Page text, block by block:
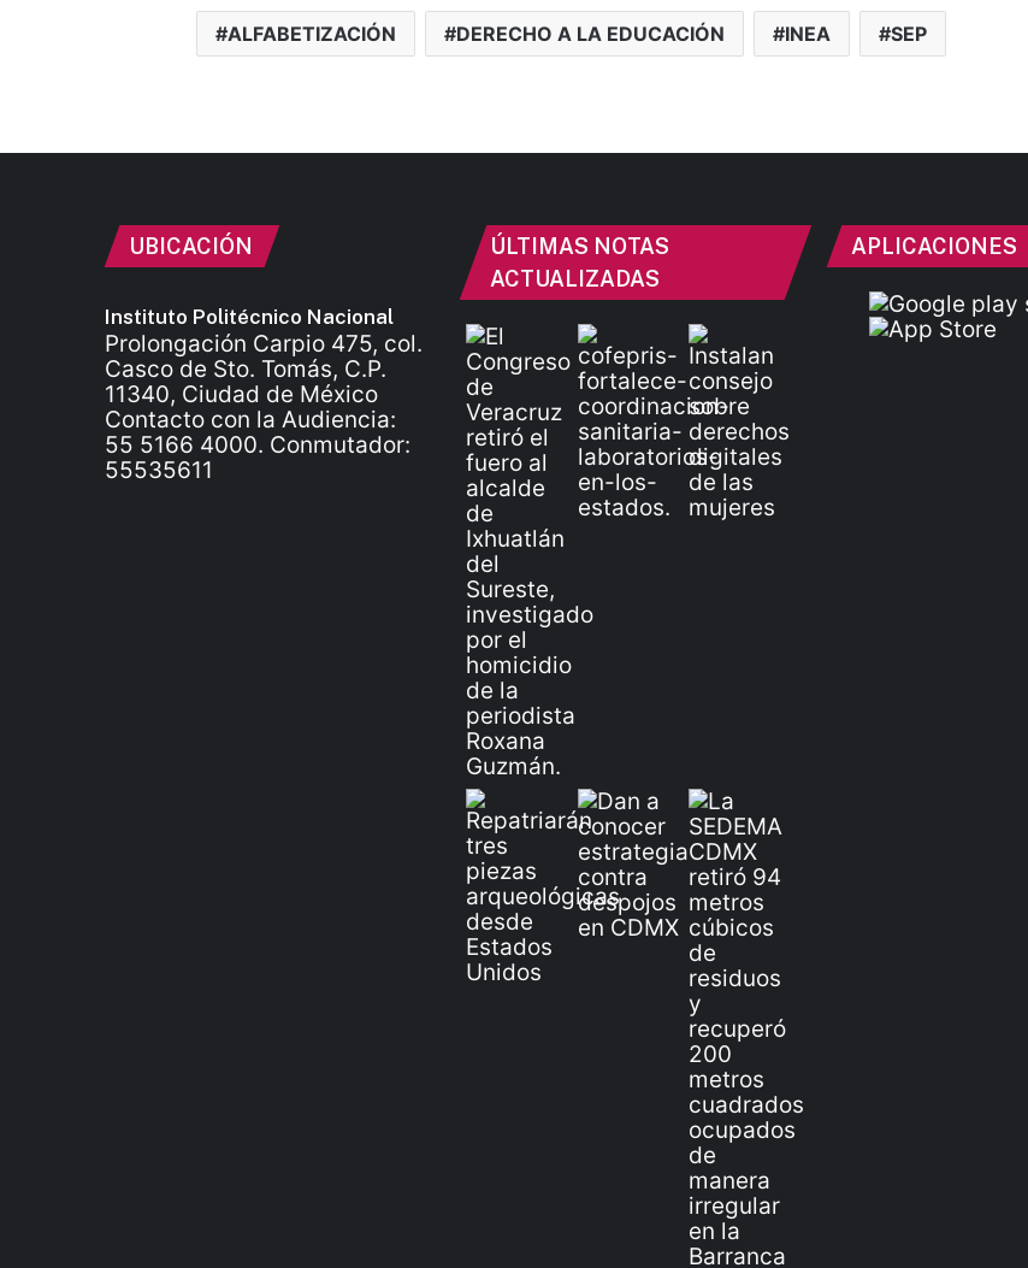
ALFABETIZACIÓN DERECHO A LA EDUCACIÓN INEA SEP
UBICACIÓN
Instituto Politécnico Nacional
Prolongación Carpio 475, col.
Casco de Sto. Tomás, C.P.
11340, Ciudad de México
Contacto con la Audiencia:
55 5166 4000. Conmutador:
55535611
ÚLTIMAS NOTAS
ACTUALIZADAS
APLICACIONES